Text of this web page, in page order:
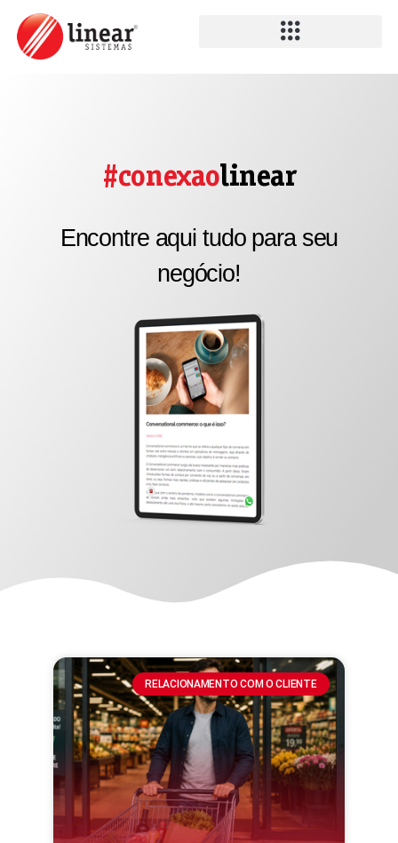
#conexaolinear
Encontre aqui tudo para seu
negócio!
RELACIONAMENTO COM O CLIENTE